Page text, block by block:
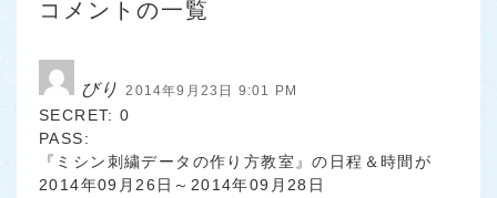
コメントの一覧
びり 2014年9月23日 9:01 PM
SECRET: 0
PASS:
『ミシン刺繍データの作り方教室』の日程＆時間が
2014年09月26日～2014年09月28日